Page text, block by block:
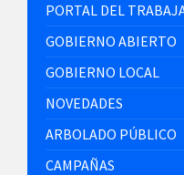
PORTAL DEL
GOBIERNO ABIERTO
GOBIERNO LOCAL
NOVEDADES
ARBOLADO PÚBLICO
CAMPAÑAS